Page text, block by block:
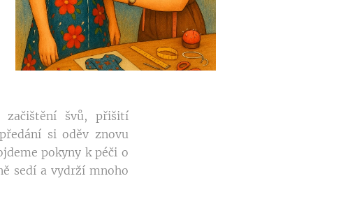
začištění švů, přišití
si oděv znovu
pokyny k péči o
sedí a vydrží mnoho